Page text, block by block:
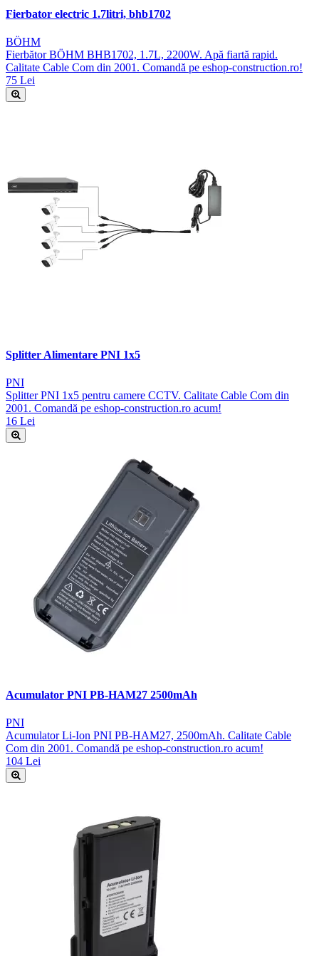
Fierbator electric 1.7litri, bhb1702
BÖHM
Fierbător BÖHM BHB1702, 1.7L, 2200W. Apă fiartă rapid.
Calitate Cable Com din 2001. Comandă pe eshop-construction.ro!
75 Lei
Splitter Alimentare PNI 1x5
PNI
Splitter PNI 1x5 pentru camere CCTV. Calitate Cable Com din
2001. Comandă pe eshop-construction.ro acum!
16 Lei
Acumulator PNI PB-HAM27 2500mAh
PNI
Acumulator Li-Ion PNI PB-HAM27, 2500mAh. Calitate Cable
Com din 2001. Comandă pe eshop-construction.ro acum!
104 Lei